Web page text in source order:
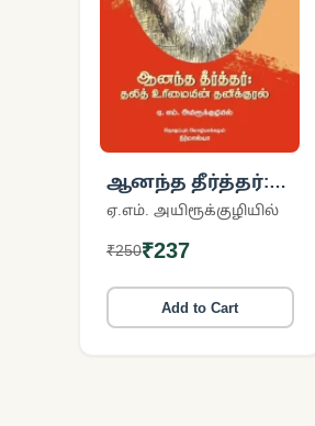
ஆனந்த தீர்த்தர்:
தலித் உரிமையின்
ஏ.எம். அயிரூக்குழியில்
₹250₹237
Add to Cart